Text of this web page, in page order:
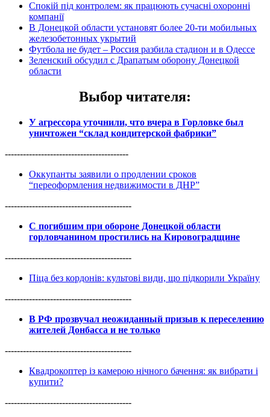
Спокій під контролем: як працюють сучасні охоронні
компанії
В Донецкой области установят более 20-ти мобильных
железобетонных укрытий
Футбола не будет – Россия разбила стадион и в Одессе
Зеленский обсудил с Драпатым оборону Донецкой
области
Выбор читателя:
У агрессора уточнили, что вчера в Горловке был
уничтожен “склад кондитерской фабрики”
-----------------------------------------
Оккупанты заявили о продлении сроков
“переоформления недвижимости в ДНР”
------------------------------------------
С погибшим при обороне Донецкой области
горловчанином простились на Кировоградщине
------------------------------------------
Піца без кордонів: культові види, що підкорили Україну
------------------------------------------
В РФ прозвучал неожиданный призыв к переселению
жителей Донбасса и не только
------------------------------------------
Квадрокоптер із камерою нічного бачення: як вибрати і
купити?
------------------------------------------